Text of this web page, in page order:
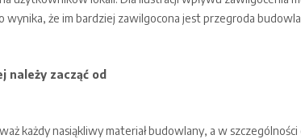
że im bardziej zawilgocona jest przegroda
należy zacząć od
każdy nasiąkliwy materiał budowlany, a w szczególności